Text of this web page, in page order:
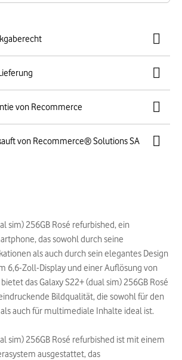
von Recommerce
von Recommerce® Solutions SA
sim) 256GB Rosé refurbished, ein
das sowohl durch seine
als auch durch sein elegantes Design
6,6-Zoll-Display und einer Auflösung von
das Galaxy S22+ (dual sim) 256GB Rosé
Bildqualität, die sowohl für den
auch für multimediale Inhalte ideal ist.
sim) 256GB Rosé refurbished ist mit einem
ausgestattet, das